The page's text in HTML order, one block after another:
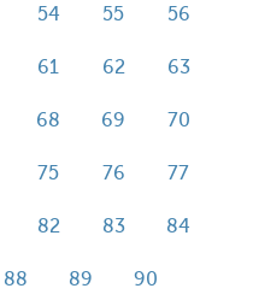
54 55 56
61 62 63
68 69 70
75 76 77
82 83 84
88 89 90